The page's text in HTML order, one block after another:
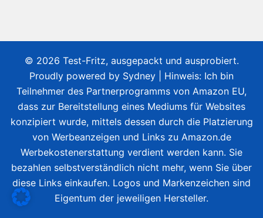
© 2026 Test-Fritz, ausgepackt und ausprobiert.
Proudly powered by Sydney | Hinweis: Ich bin
Teilnehmer des Partnerprogramms von Amazon EU,
dass zur Bereitstellung eines Mediums für Websites
konzipiert wurde, mittels dessen durch die Platzierung
von Werbeanzeigen und Links zu Amazon.de
Werbekostenerstattung verdient werden kann. Sie
bezahlen selbstverständlich nicht mehr, wenn Sie über
diese Links einkaufen. Logos und Markenzeichen sind
Eigentum der jeweiligen Hersteller.